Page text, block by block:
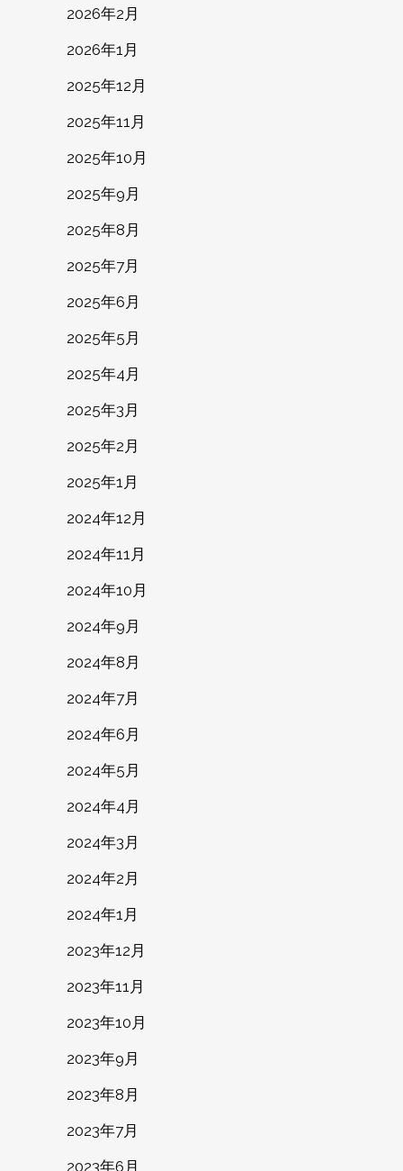
2026年2月
2026年1月
2025年12月
2025年11月
2025年10月
2025年9月
2025年8月
2025年7月
2025年6月
2025年5月
2025年4月
2025年3月
2025年2月
2025年1月
2024年12月
2024年11月
2024年10月
2024年9月
2024年8月
2024年7月
2024年6月
2024年5月
2024年4月
2024年3月
2024年2月
2024年1月
2023年12月
2023年11月
2023年10月
2023年9月
2023年8月
2023年7月
2023年6月